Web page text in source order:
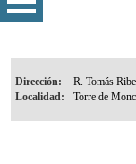
Dirección:
Localidad: